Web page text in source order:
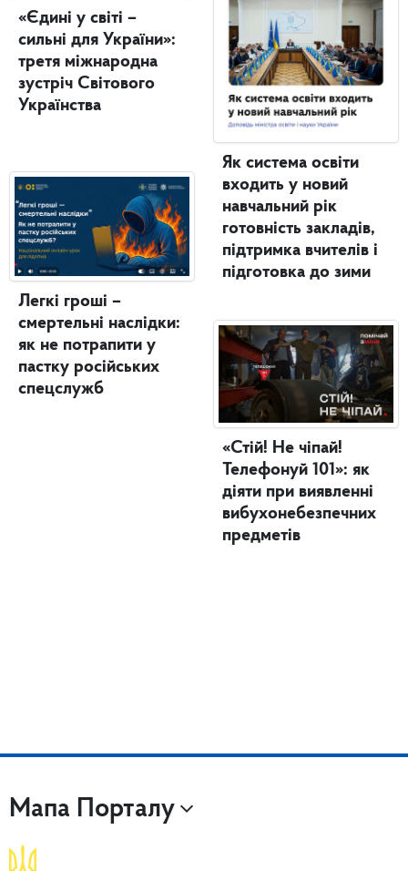
«Єдині у світі –
сильні для України»:
третя міжнародна
зустріч Світового
Українства
Легкі гроші –
смертельні наслідки:
як не потрапити у
пастку російських
спецслужб
Як система освіти
входить у новий
навчальний рік
готовність закладів,
підтримка вчителів і
підготовка до зими
«Стій! Не чіпай!
Телефонуй 101»: як
діяти при виявленні
вибухонебезпечних
предметів
Мапа Порталу